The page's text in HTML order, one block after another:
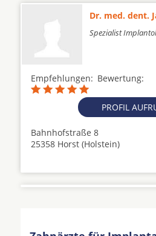
Dr. med. dent.
Spezialist
Empfehlungen: Bewertung:
PROFIL
Bahnhofstraße 8
25358 Horst (Holstein)